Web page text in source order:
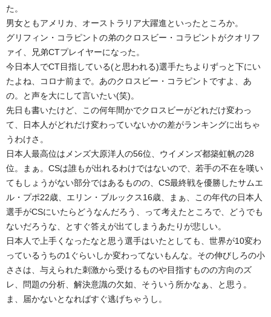
た。
男女ともアメリカ、オーストラリア大躍進といったところか。
グリフィン・コラピントの弟のクロスビー・コラピントがクオリフ
ァイ、兄弟CTプレイヤーになった。
今日本人でCT目指している(と思われる)選手たちよりずっと下にい
たよね、コロナ前まで。あのクロスビー・コラピントですよ、あ
の。と声を大にして言いたい(笑)。
先日も書いたけど、この何年間かでクロスビーがどれだけ変わっ
て、日本人がどれだけ変わっていないかの差がランキングに出ちゃ
うわけさ。
日本人最高位はメンズ大原洋人の56位、ウイメンズ都築虹帆の28
位。まぁ。CSは誰もが出れるわけではないので、若手の不在を嘆い
てもしょうがない部分ではあるものの、CS最終戦を優勝したサムエ
ル・プポ22歳、エリン・ブルックス16歳、まぁ、この年代の日本人
選手がCSにいたらどうなんだろう、って考えたところで、どうでも
ないだろうな、とすぐ答えが出てしまうあたりが悲しい。
日本人で上手くなったなと思う選手はいたとしても、世界が10変わ
っているうちの1ぐらいしか変わってないもんな。その伸びしろの小
ささは、与えられた刺激から受けるものや目指すものの方向のズ
レ、問題の分析、解決意識の欠如、そういう所かなぁ、と思う。
ま、届かないとなればすぐ逃げちゃうし。